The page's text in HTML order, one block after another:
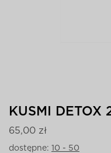
KUSMI DETOX
65,00 zł
dostępne: 10 - 50